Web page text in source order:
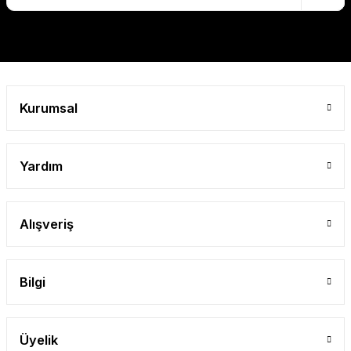
Kurumsal
Yardım
Alışveriş
Bilgi
Üyelik